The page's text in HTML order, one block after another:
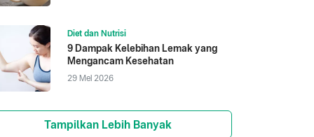
Diet dan Nutrisi
9 Dampak Kelebihan Lemak yang
Mengancam Kesehatan
29 Mei 2026
Tampilkan Lebih Banyak